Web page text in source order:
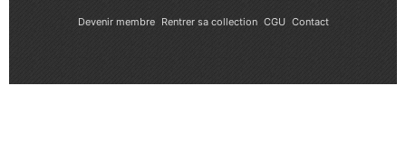
Devenir membre Rentrer sa collection CGU Contact